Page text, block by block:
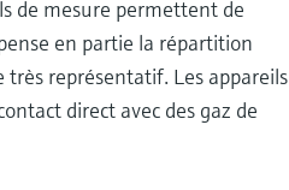
de mesure permettent de
en partie la répartition
représentatif. Les appareils
direct avec des gaz de